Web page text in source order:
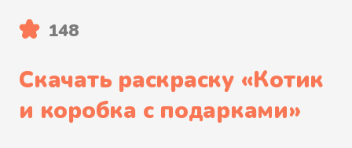
148
Скачать раскраску «Котик
и коробка с подарками»